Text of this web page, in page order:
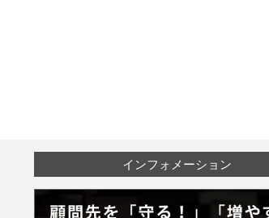
・法令などに基づく場合
・個人情報に関する機密保持契約を
成に必要な範囲内において個人情報の
インフォメーション